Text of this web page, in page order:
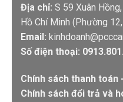
Địa chỉ: S 59 Xuân
Hồ Chí Minh (Phường
Email:
Số điện thoại:
Chính sách thanh toán -
Chính sách đổi trả và